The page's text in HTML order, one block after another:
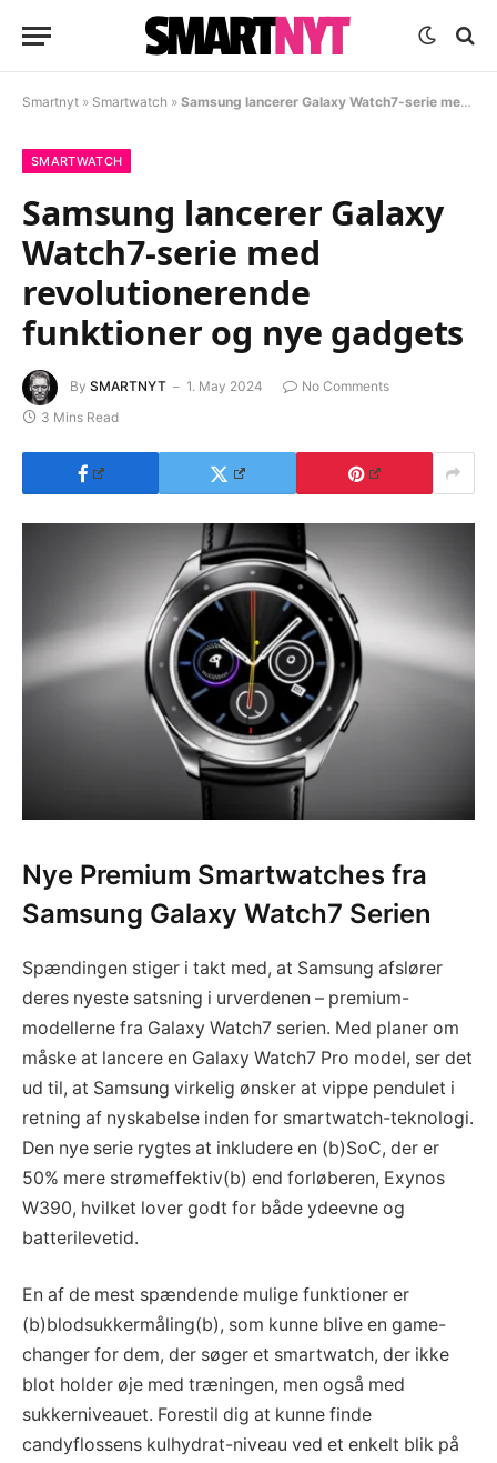
Smartnyt » Smartwatch » Samsung lancerer Galaxy Watch7-serie med revolutionerende funktioner og nye gadgets
SMARTWATCH
Samsung lancerer Galaxy
Watch7-serie med
revolutionerende
funktioner og nye gadgets
By SMARTNYT 1. May 2024
No Comments
3 Mins Read
Nye Premium Smartwatches fra
Samsung Galaxy Watch7 Serien
Spændingen stiger i takt med, at Samsung afslører
deres nyeste satsning i urverdenen – premium-
modellerne fra Galaxy Watch7 serien. Med planer om
måske at lancere en Galaxy Watch7 Pro model, ser det
ud til, at Samsung virkelig ønsker at vippe pendulet i
retning af nyskabelse inden for smartwatch-teknologi.
Den nye serie rygtes at inkludere en (b)SoC, der er
50% mere strømeffektiv(b) end forløberen, Exynos
W390, hvilket lover godt for både ydeevne og
batterilevetid.
En af de mest spændende mulige funktioner er
(b)blodsukkermåling(b), som kunne blive en game-
changer for dem, der søger et smartwatch, der ikke
blot holder øje med træningen, men også med
sukkerniveauet. Forestil dig at kunne finde
candyflossens kulhydrat-niveau ved et enkelt blik på